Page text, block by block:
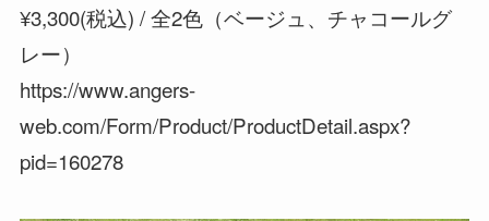
¥3,300(税込) / 全2色（ベージュ、チャコールグ
レー）
https://www.angers-
web.com/Form/Product/ProductDetail.aspx?
pid=160278